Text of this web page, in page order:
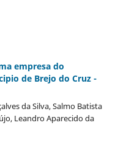
empresa do
de Brejo do Cruz -
da Silva, Salmo Batista
Leandro Aparecido da